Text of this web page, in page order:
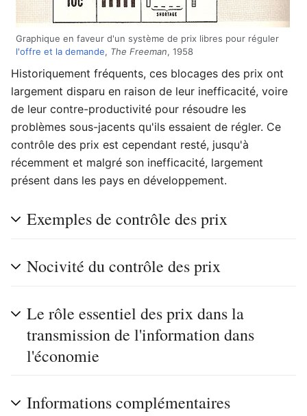
Graphique en faveur d'un système de prix libres pour réguler
l'offre et la demande, The Freeman, 1958
Historiquement fréquents, ces blocages des prix ont
largement disparu en raison de leur inefficacité, voire
de leur contre-productivité pour résoudre les
problèmes sous-jacents qu'ils essaient de régler. Ce
contrôle des prix est cependant resté, jusqu'à
récemment et malgré son inefficacité, largement
présent dans les pays en développement.
Exemples de contrôle des prix
Nocivité du contrôle des prix
Le rôle essentiel des prix dans la
transmission de l'information dans
l'économie
Informations complémentaires